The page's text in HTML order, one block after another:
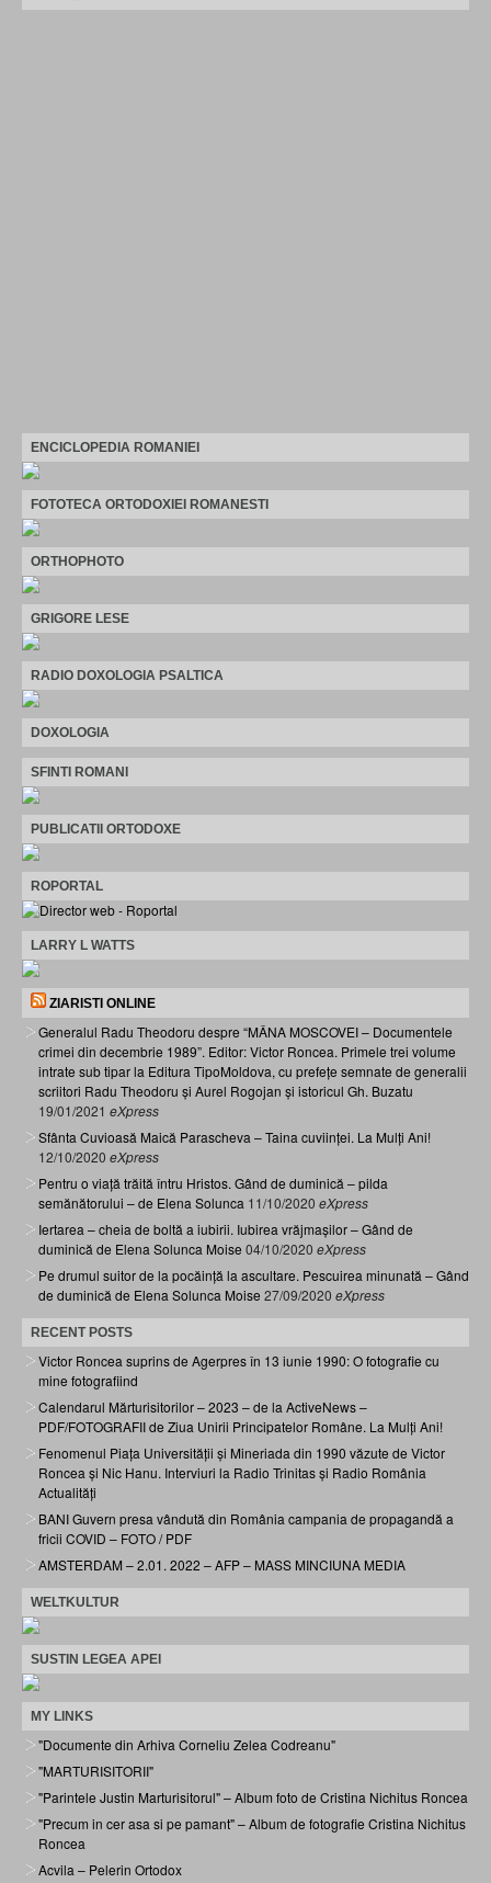
ENCICLOPEDIA ROMANIEI
FOTOTECA ORTODOXIEI ROMANESTI
ORTHOPHOTO
GRIGORE LESE
RADIO DOXOLOGIA PSALTICA
DOXOLOGIA
SFINTI ROMANI
PUBLICATII ORTODOXE
ROPORTAL
LARRY L WATTS
ZIARISTI ONLINE
Generalul Radu Theodoru despre “MÂNA MOSCOVEI – Documentele
crimei din decembrie 1989”. Editor: Victor Roncea. Primele trei volume
intrate sub tipar la Editura TipoMoldova, cu prefețe semnate de generalii
scriitori Radu Theodoru și Aurel Rogojan și istoricul Gh. Buzatu
19/01/2021 eXpress
Sfânta Cuvioasă Maică Parascheva – Taina cuviinței. La Mulți Ani!
12/10/2020 eXpress
Pentru o viață trăită întru Hristos. Gând de duminică – pilda
semănătorului – de Elena Solunca 11/10/2020 eXpress
Iertarea – cheia de boltă a iubirii. Iubirea vrăjmașilor – Gând de
duminică de Elena Solunca Moise 04/10/2020 eXpress
Pe drumul suitor de la pocăință la ascultare. Pescuirea minunată – Gând
de duminică de Elena Solunca Moise 27/09/2020 eXpress
RECENT POSTS
Victor Roncea suprins de Agerpres în 13 iunie 1990: O fotografie cu
mine fotografiind
Calendarul Mărturisitorilor – 2023 – de la ActiveNews –
PDF/FOTOGRAFII de Ziua Unirii Principatelor Române. La Mulți Ani!
Fenomenul Piața Universității și Mineriada din 1990 văzute de Victor
Roncea și Nic Hanu. Interviuri la Radio Trinitas și Radio România
Actualități
BANI Guvern presa vândută din România campania de propagandă a
fricii COVID – FOTO / PDF
AMSTERDAM – 2.01. 2022 – AFP – MASS MINCIUNA MEDIA
WELTKULTUR
SUSTIN LEGEA APEI
MY LINKS
"Documente din Arhiva Corneliu Zelea Codreanu"
"MARTURISITORII"
"Parintele Justin Marturisitorul" – Album foto de Cristina Nichitus Roncea
"Precum in cer asa si pe pamant" – Album de fotografie Cristina Nichitus
Roncea
Acvila – Pelerin Ortodox